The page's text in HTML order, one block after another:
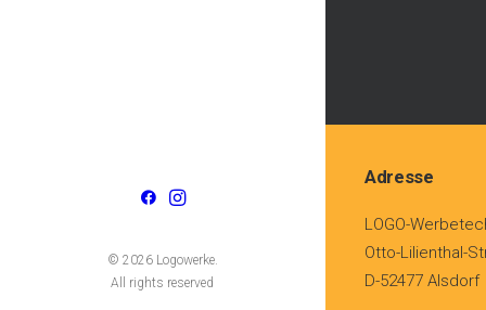
© 2026 Logowerke.
All rights reserved
Adresse
LOGO-
Otto-Lilienthal-
D-52477 Alsdorf